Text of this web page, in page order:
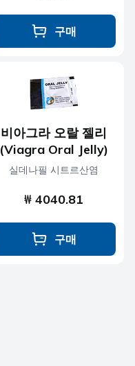
구매
비아그라 오랄 젤리
(Viagra Oral Jelly)
실데나필 시트르산염
₩ 4040.81
구매